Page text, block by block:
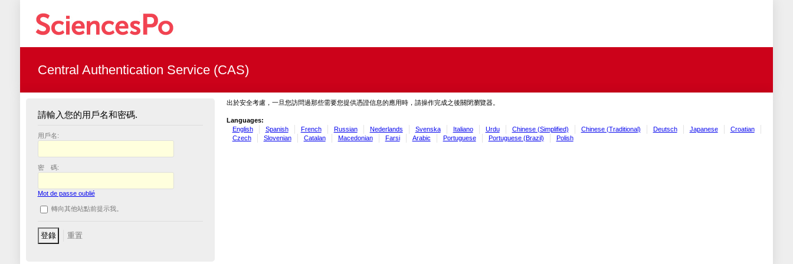
Central Authentication Service (CAS)
請輸入您的用戶名和密碼.
用戶名:
密 碼:
Mot de passe oublié
轉向其他站點前提示我。
出於安全考慮，一旦您訪問過那些需要您提供憑證信息的應用時，請操作完成之後關閉瀏覽器。
Languages:
English
Spanish French Russian Nederlands Svenska Italiano Urdu Chinese (Simplified) Chinese (Traditional) Deutsch Japanese
Croatian
Czech
Slovenian Catalan Macedonian Farsi Arabic Portuguese Portuguese (Brazil) Polish